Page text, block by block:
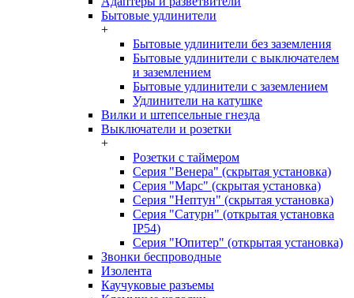
Бытовые удлинители
+
Бытовые удлинители без заземления
Бытовые удлинители с выключателем
и заземлением
Бытовые удлинители с заземлением
Удлинители на катушке
Вилки и штепсельные гнезда
Выключатели и розетки
+
Розетки с таймером
Серия "Венера" (скрытая установка)
Серия "Марс" (скрытая установка)
Серия "Нептун" (скрытая установка)
Серия "Сатурн" (открытая установка
IP54)
Серия "Юпитер" (открытая установка)
Звонки беспроводные
Изолента
Каучуковые разъемы